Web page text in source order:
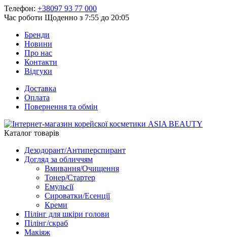
Телефон: +38097 93 77 000
Час роботи Щоденно з 7:55 до 20:05
Бренди
Новини
Про нас
Контакти
Відгуки
Доставка
Оплата
Повернення та обмін
Каталог товарів
Дезодорант/Антиперспирант
Догляд за обличчям
Вмивання/Очищення
Тонер/Стартер
Емульсії
Сироватки/Есенції
Креми
Пілінг для шкіри голови
Пілінг/скраб
Макіяж